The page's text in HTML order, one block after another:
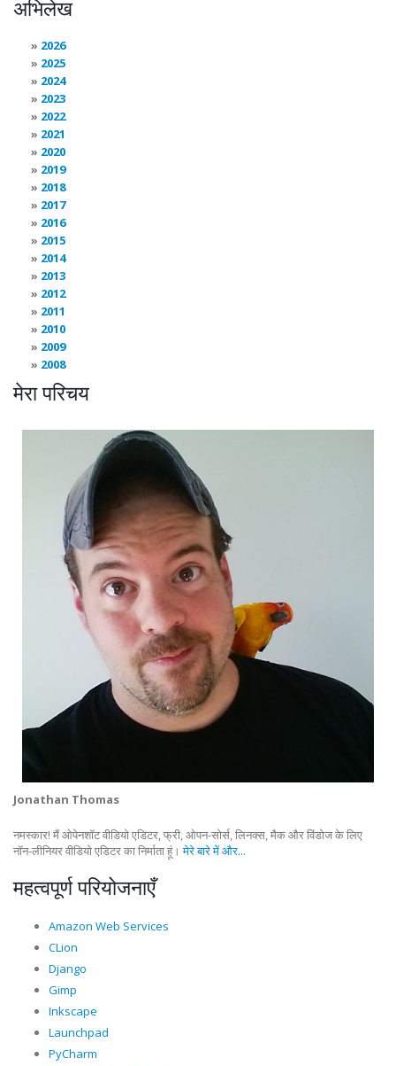
अभिलेख
2026
2025
2024
2023
2022
2021
2020
2019
2018
2017
2016
2015
2014
2013
2012
2011
2010
2009
2008
मेरा परिचय
Jonathan Thomas
नमस्कार! मैं ओपेनशॉट वीडियो एडिटर, फ्री, ओपन-सोर्स, लिनक्स, मैक और विंडोज के लिए
नॉन-लीनियर वीडियो एडिटर का निर्माता हूं।मेरे बारे में और...
महत्वपूर्ण परियोजनाएँ
Amazon Web Services
CLion
Django
Gimp
Inkscape
Launchpad
PyCharm